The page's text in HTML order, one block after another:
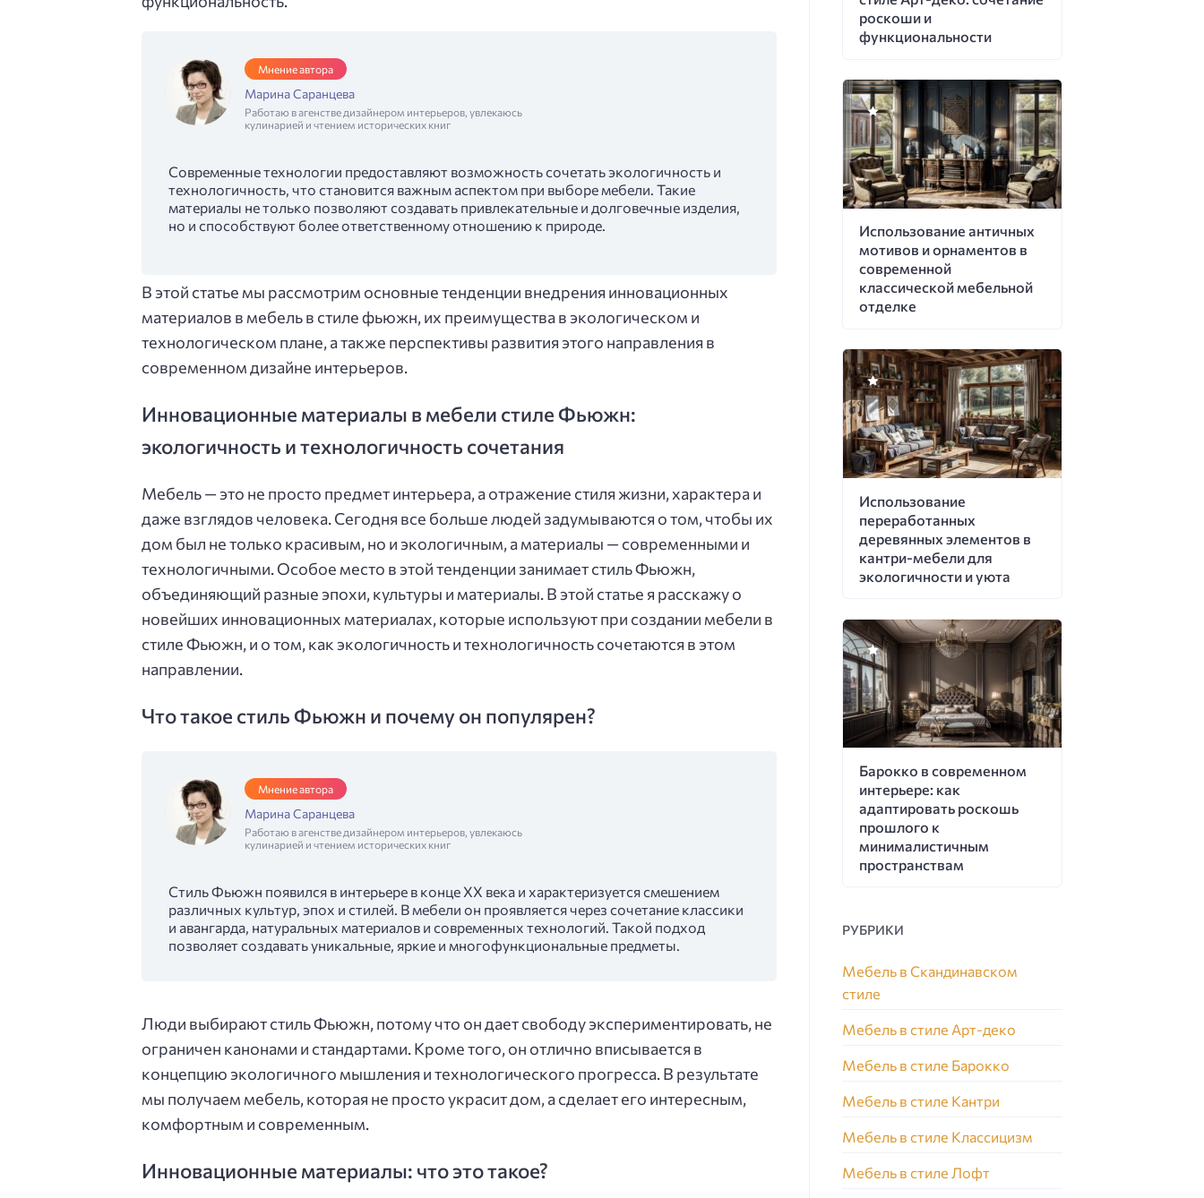
Мнение автора
Марина Саранцева
Работаю в агенстве дизайнером интерьеров, увлекаюсь
кулинарией и чтением исторических книг
Современные технологии предоставляют возможность сочетать экологичность и
технологичность, что становится важным аспектом при выборе мебели. Такие
материалы не только позволяют создавать привлекательные и долговечные изделия,
но и способствуют более ответственному отношению к природе.
В этой статье мы рассмотрим основные тенденции внедрения инновационных
материалов в мебель в стиле фьюжн, их преимущества в экологическом и
технологическом плане, а также перспективы развития этого направления в
современном дизайне интерьеров.
Инновационные материалы в мебели стиле Фьюжн:
экологичность и технологичность сочетания
Мебель — это не просто предмет интерьера, а отражение стиля жизни, характера и
даже взглядов человека. Сегодня все больше людей задумываются о том, чтобы их
дом был не только красивым, но и экологичным, а материалы — современными и
технологичными. Особое место в этой тенденции занимает стиль Фьюжн,
объединяющий разные эпохи, культуры и материалы. В этой статье я расскажу о
новейших инновационных материалах, которые используют при создании мебели в
стиле Фьюжн, и о том, как экологичность и технологичность сочетаются в этом
направлении.
Что такое стиль Фьюжн и почему он популярен?
Мнение автора
Марина Саранцева
Работаю в агенстве дизайнером интерьеров, увлекаюсь
кулинарией и чтением исторических книг
Стиль Фьюжн появился в интерьере в конце XX века и характеризуется смешением
различных культур, эпох и стилей. В мебели он проявляется через сочетание классики
и авангарда, натуральных материалов и современных технологий. Такой подход
позволяет создавать уникальные, яркие и многофункциональные предметы.
Люди выбирают стиль Фьюжн, потому что он дает свободу экспериментировать, не
ограничен канонами и стандартами. Кроме того, он отлично вписывается в
концепцию экологичного мышления и технологического прогресса. В результате
мы получаем мебель, которая не просто украсит дом, а сделает его интересным,
комфортным и современным.
Инновационные материалы: что это такое?
роскоши и
функциональности
Использование античных
мотивов и орнаментов в
современной
классической мебельной
отделке
Использование
переработанных
деревянных элементов в
кантри-мебели для
экологичности и уюта
Барокко в современном
интерьере: как
адаптировать роскошь
прошлого к
минималистичным
пространствам
РУБРИКИ
Мебель в Скандинавском
стиле
Мебель в стиле Арт-деко
Мебель в стиле Барокко
Мебель в стиле Кантри
Мебель в стиле Классицизм
Мебель в стиле Лофт